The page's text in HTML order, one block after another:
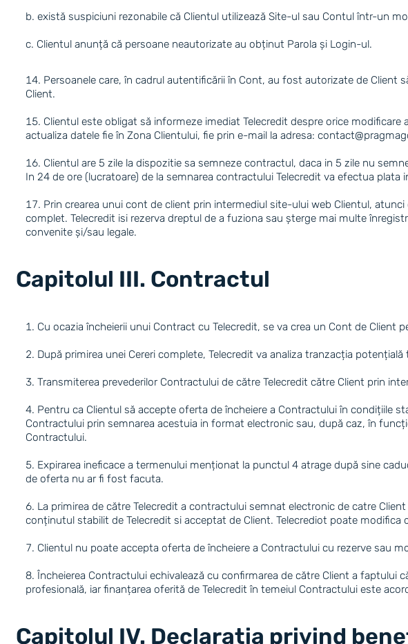
există suspiciuni rezonabile că Clientul utilizează Site-ul sau Contul într-un
Clientul anunță că persoane neautorizate au obținut Parola și Login-ul.
Persoanele care, în cadrul autentificării în Cont, au fost autorizate de
Client.
Clientul este obligat să informeze imediat Telecredit despre orice
actualiza datele fie în Zona Clientului, fie prin e-mail la adresa:
Clientul are 5 zile la dispozitie sa semneze contractul, daca in 5 zile nu
In 24 de ore (lucratoare) de la semnarea contractului Telecredit va efectua plata
Prin crearea unui cont de client prin intermediul site-ului web Clientul,
complet. Telecredit isi rezerva dreptul de a fuziona sau șterge mai multe
convenite și/sau legale.
Capitolul III. Contractul
Cu ocazia încheierii unui Contract cu Telecredit, se va crea un Cont de Client
După primirea unei Cereri complete, Telecredit va analiza tranzacția
Transmiterea prevederilor Contractului de către Telecredit către Client prin
Pentru ca Clientul să accepte oferta de încheiere a Contractului în condițiile
Contractului prin semnarea acestuia in format electronic sau, după caz, în
Contractului.
Expirarea ineficace a termenului menționat la punctul 4 atrage după sine
de oferta nu ar fi fost facuta.
La primirea de către Telecredit a contractului semnat electronic de catre
conținutul stabilit de Telecredit si acceptat de Client. Telecrediot poate modifica
Clientul nu poate accepta oferta de încheiere a Contractului cu rezerve sau
Încheierea Contractului echivalează cu confirmarea de către Client a
profesională, iar finanțarea oferită de Telecredit în temeiul Contractului este
Capitolul IV. Declaratia privind